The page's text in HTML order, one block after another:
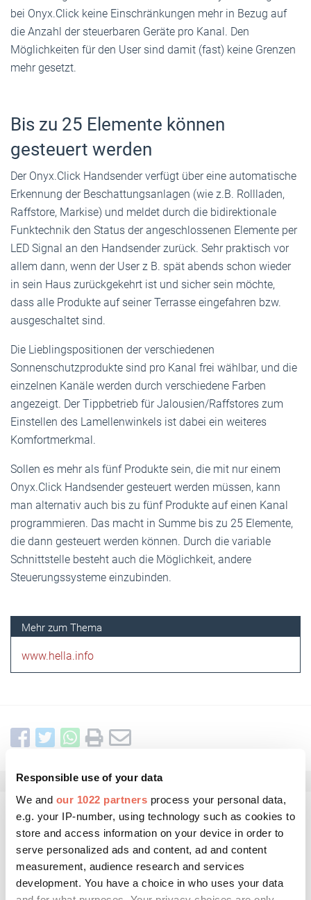
Responsible use of your data
We and our 1022 partners process your personal data,
e.g. your IP-number, using technology such as cookies to
store and access information on your device in order to
serve personalized ads and content, ad and content
measurement, audience research and services
development. You have a choice in who uses your data
bei Onyx.Click keine Einschränkungen mehr in Bezug auf
die Anzahl der steuerbaren Geräte pro Kanal. Den
Möglichkeiten für den User sind damit (fast) keine Grenzen
mehr gesetzt.
Bis zu 25 Elemente können
gesteuert werden
Der Onyx.Click Handsender verfügt über eine automatische
Erkennung der Beschattungsanlagen (wie z.B. Rollladen,
Raffstore, Markise) und meldet durch die bidirektionale
Funktechnik den Status der angeschlossenen Elemente per
LED Signal an den Handsender zurück. Sehr praktisch vor
allem dann, wenn der User z B. spät abends schon wieder
in sein Haus zurückgekehrt ist und sicher sein möchte,
dass alle Produkte auf seiner Terrasse eingefahren bzw.
ausgeschaltet sind.
Die Lieblingspositionen der verschiedenen
Sonnenschutzprodukte sind pro Kanal frei wählbar, und die
einzelnen Kanäle werden durch verschiedene Farben
angezeigt. Der Tippbetrieb für Jalousien/Raffstores zum
Einstellen des Lamellenwinkels ist dabei ein weiteres
Komfortmerkmal.
Sollen es mehr als fünf Produkte sein, die mit nur einem
Onyx.Click Handsender gesteuert werden müssen, kann
man alternativ auch bis zu fünf Produkte auf einen Kanal
programmieren. Das macht in Summe bis zu 25 Elemente,
die dann gesteuert werden können. Durch die variable
Schnittstelle besteht auch die Möglichkeit, andere
Steuerungssysteme einzubinden.
www.hella.info
Kommentar schreiben